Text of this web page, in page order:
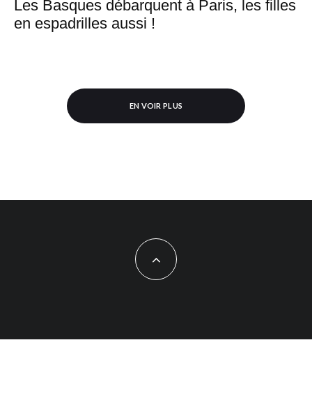
Les Basques débarquent à Paris, les filles
en espadrilles aussi !
EN VOIR PLUS